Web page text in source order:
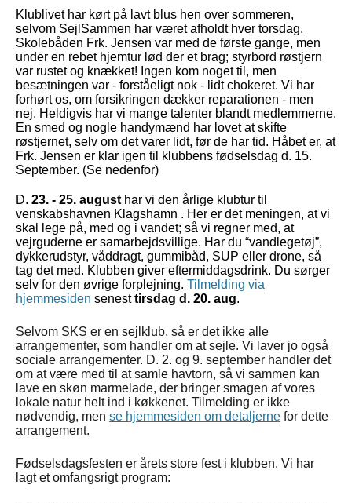
Klublivet har kørt på lavt blus hen over sommeren,
selvom SejlSammen har været afholdt hver torsdag.
Skolebåden Frk. Jensen var med de første gange, men
under en rebet hjemtur lød der et brag; styrbord røstjern
var rustet og knækket! Ingen kom noget til, men
besætningen var - forståeligt nok - lidt chokeret. Vi har
forhørt os, om forsikringen dækker reparationen - men
nej. Heldigvis har vi mange talenter blandt medlemmerne.
En smed og nogle handymænd har lovet at skifte
røstjernet, selv om det varer lidt, før de har tid. Håbet er, at
Frk. Jensen er klar igen til klubbens fødselsdag d. 15.
September. (Se nedenfor)
D. 23. - 25. august har vi den årlige klubtur til
venskabshavnen Klagshamn . Her er det meningen, at vi
skal lege på, med og i vandet; så vi regner med, at
vejrguderne er samarbejdsvillige. Har du “vandlegetøj”,
dykkerudstyr, våddragt, gummibåd, SUP eller drone, så
tag det med. Klubben giver eftermiddagsdrink. Du sørger
selv for den øvrige forplejning. Tilmelding via
hjemmesiden senesttirsdag d. 20. aug.
Selvom SKS er en sejlklub, så er det ikke alle
arrangementer, som handler om at sejle. Vi laver jo også
sociale arrangementer. D. 2. og 9. september handler det
om at være med til at samle havtorn, så vi sammen kan
lave en skøn marmelade, der bringer smagen af vores
lokale natur helt ind i køkkenet. Tilmelding er ikke
nødvendig, men se hjemmesiden om detaljerne for dette
arrangement.
Fødselsdagsfesten er årets store fest i klubben. Vi har
lagt et omfangsrigt program: